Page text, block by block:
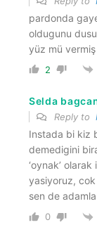
pardonda
oldugunu
yüz mü
2
Selda
Reply to
Instada bi kiz
demedigini
‘oynak’
yasiyoruz,
sen de adamla
0